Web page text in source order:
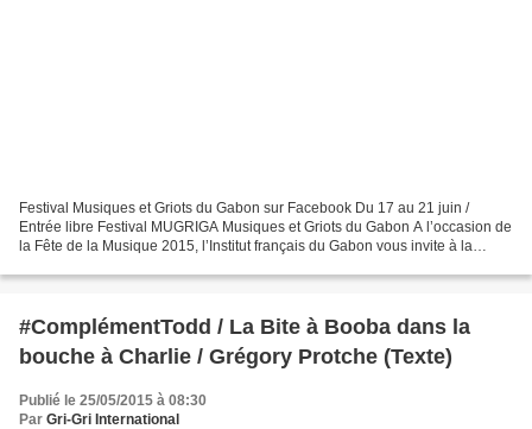
Festival Musiques et Griots du Gabon sur Facebook Du 17 au 21 juin /
Entrée libre Festival MUGRIGA Musiques et Griots du Gabon A l’occasion de
la Fête de la Musique 2015, l’Institut français du Gabon vous invite à la
#ComplémentTodd / La Bite à Booba dans la
bouche à Charlie / Grégory Protche (Texte)
Publié le 25/05/2015 à 08:30
Par Gri-Gri International